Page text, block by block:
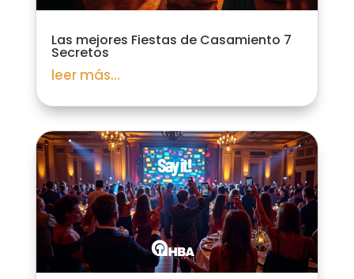
Las mejores Fiestas de Casamiento 7
Secretos
leer más...